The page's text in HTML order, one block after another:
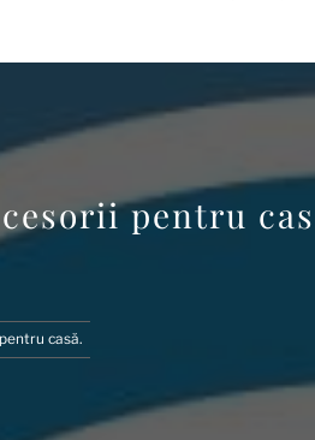
pentru
casă.